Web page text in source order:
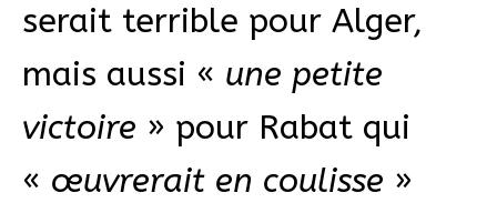
serait terrible pour Alger,
mais aussi « une petite
victoire » pour Rabat qui
« œuvrerait en coulisse »